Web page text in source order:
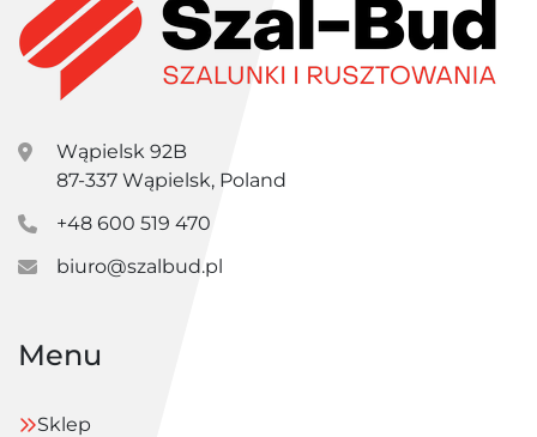
Wąpielsk 92B
87-337 Wąpielsk, Poland
+48 600 519 470
biuro@szalbud.pl
Menu
Sklep